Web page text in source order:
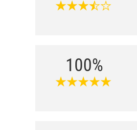
100%